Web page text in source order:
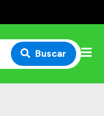
Buscar